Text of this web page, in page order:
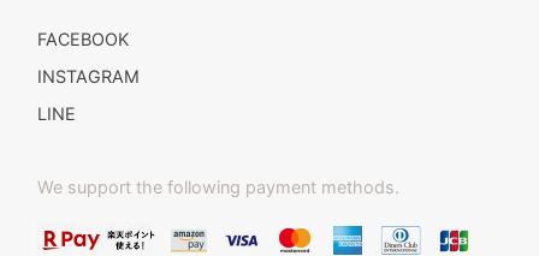
FACEBOOK
INSTAGRAM
LINE
We support the following payment methods.